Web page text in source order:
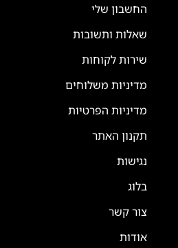
החשבון שלי
שאלות ותשובות
שירות לקוחות
מדיניות משלוחים
מדיניות הפרטיות
תקנון האתר
נגישות
בלוג
צור קשר
אודות